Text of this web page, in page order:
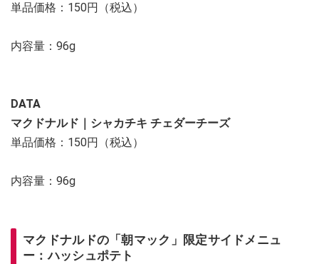
単品価格：150円（税込）
内容量：96g
DATA
マクドナルド｜シャカチキ チェダーチーズ
単品価格：150円（税込）
内容量：96g
マクドナルドの「朝マック」限定サイドメニュ
ー：ハッシュポテト